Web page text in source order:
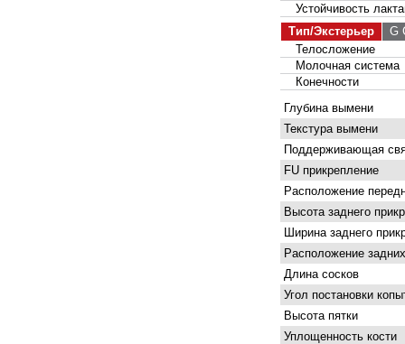
Устойчивость
Тип/Экстерьер
G
Телосложение
Молочная система
Конечности
Глубина вымени
Текстура вымени
Поддерживающая
FU прикрепление
Расположение
Высота заднего
Ширина заднего
Расположение
Длина сосков
Угол постановки
Высота пятки
Уплощенность кости